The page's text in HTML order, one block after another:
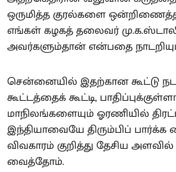
ஒருமித்த குரல்களை
எங்கள் கழகத் தலைவர்
அவர்களும்தான் என்பதை
சென்னையில் இதற்கான கூட்டு
கூட்டத்தைக் கூட்டி,
மாநிலங்களையும் ஓரணியில்
இந்தியாவையே திரும்பிப் பார்க்க
விவகாரம் குறித்து தேசிய
வைத்தோம்.